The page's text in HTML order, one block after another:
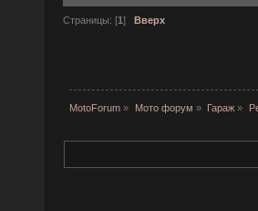
Страницы: [1 ] Вверх
MotoForum » Мото форум » Гараж »